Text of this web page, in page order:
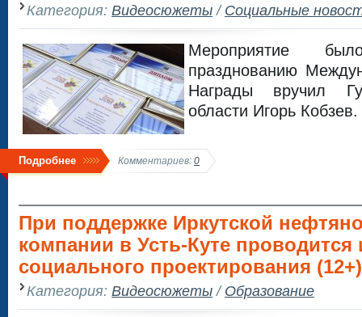
Категория: Видеосюжеты/Социальные
Мероприятие
празднованию
Награды вручил
области Игорь Кобзев.
Подробнее Комментариев: 0
При поддержке Иркутской
компании в Усть-Куте проводится
социального проектирования (12+)
Категория: Видеосюжеты/Образование